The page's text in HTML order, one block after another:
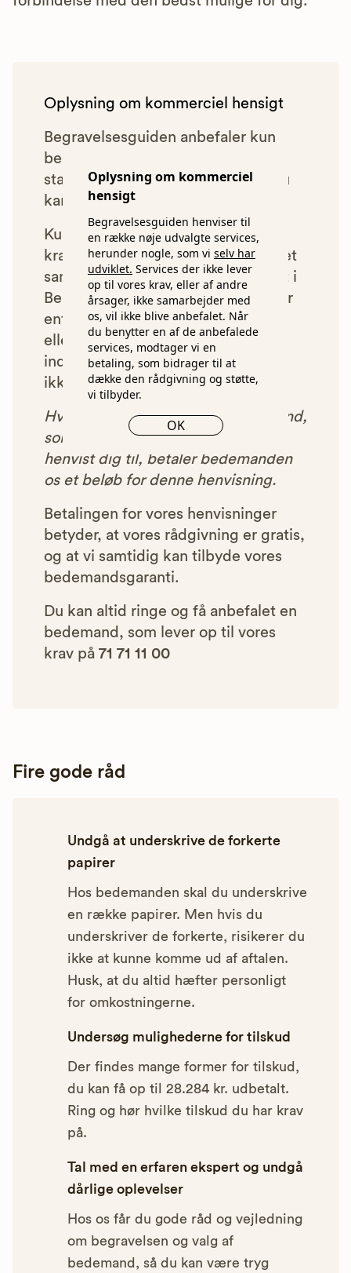
Oplysning om kommerciel
hensigt
Begravelsesguiden henviser til
en række nøje udvalgte services,
herunder nogle, som vi selv har
udviklet. Services der ikke lever
op til vores krav, eller af andre
årsager, ikke samarbejder med
os, vil ikke blive anbefalet. Når
du benytter en af de anbefalede
services, modtager vi en
betaling, som bidrager til at
dække den rådgivning og støtte,
vi tilbyder.
OK
Oplysning om kommerciel hensigt
Begravelsesguiden anbefaler kun
bedemænd, der lever op til vores
statistiske pris- og kvalitetskrav. Du
kan læse mere om vores krav
Kun bedemænd der lever op til
kravene har mulighed for at indgå et
samarbejde med os om at blive vist i
Begravelsesguiden. Bedemænd der
enten ikke lever op til vores krav,
eller som af andre årsager ikke har
indgået et samarbejde med os, vil
ikke blive vist i vores anbefalinger.
Hver gang du benytter en bedemand,
som vi har godkendt, anbefalet og
henvist dig til, betaler bedemanden
os et beløb for denne henvisning.
Betalingen for vores henvisninger
betyder, at vores rådgivning er gratis,
og at vi samtidig kan tilbyde vores
bedemandsgaranti.
Du kan altid ringe og få anbefalet en
bedemand, som lever op til vores
krav på 71 71 11 00
Fire gode råd
Undgå at underskrive de forkerte
papirer
Hos bedemanden skal du underskrive
en række papirer. Men hvis du
underskriver de forkerte, risikerer du
ikke at kunne komme ud af aftalen.
Husk, at du altid hæfter personligt
for omkostningerne.
Undersøg mulighederne for tilskud
Der findes mange former for tilskud,
du kan få op til 28.284 kr. udbetalt.
Ring og hør hvilke tilskud du har krav
på.
Tal med en erfaren ekspert og undgå
dårlige oplevelser
Hos os får du gode råd og vejledning
om begravelsen og valg af
bedemand, så du kan være tryg